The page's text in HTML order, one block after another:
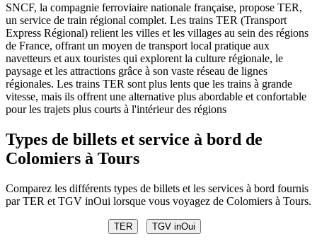
SNCF, la compagnie ferroviaire nationale française, propose TER,
un service de train régional complet. Les trains TER (Transport
Express Régional) relient les villes et les villages au sein des régions
de France, offrant un moyen de transport local pratique aux
navetteurs et aux touristes qui explorent la culture régionale, le
paysage et les attractions grâce à son vaste réseau de lignes
régionales. Les trains TER sont plus lents que les trains à grande
vitesse, mais ils offrent une alternative plus abordable et confortable
pour les trajets plus courts à l'intérieur des régions
Types de billets et service à bord de
Colomiers à Tours
Comparez les différents types de billets et les services à bord fournis
par TER et TGV inOui lorsque vous voyagez de Colomiers à Tours.
TER TGV inOui